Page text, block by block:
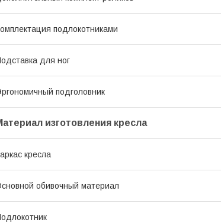
подлокотниками
для ног
подголовник
изготовления кресла
кресла
обивочный материал